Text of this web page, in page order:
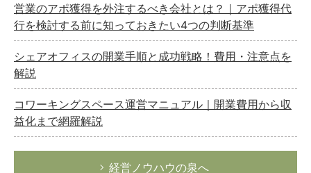
営業のアポ獲得を外注するべき会社とは？｜アポ獲得代
行を検討する前に知っておきたい4つの判断基準
シェアオフィスの開業手順と成功戦略！費用・注意点を
解説
コワーキングスペース運営マニュアル｜開業費用から収
益化まで網羅解説
経営ノウハウの泉へ